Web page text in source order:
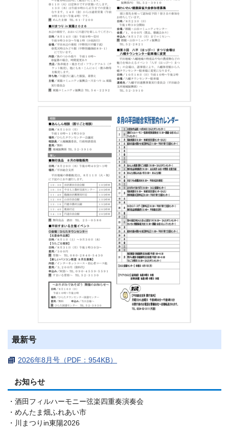
最新号
2026年8月号（PDF：954KB）
お知らせ
・酒田フィルハーモニー弦楽四重奏演奏会
・めんたま畑ふれあい市
・川まつりin東陽2026